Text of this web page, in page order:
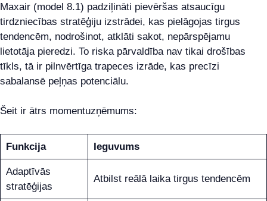
Maxair (model 8.1) padziļināti pievēršas atsaucīgu
tirdzniecības stratēģiju izstrādei, kas pielāgojas tirgus
tendencēm, nodrošinot, atklāti sakot, nepārspējamu
lietotāja pieredzi. To riska pārvaldība nav tikai drošības
tīkls, tā ir pilnvērtīga trapeces izrāde, kas precīzi
sabalansē peļņas potenciālu.
Šeit ir ātrs momentuzņēmums:
Funkcija Ieguvums
Adaptīvās
stratēģijas
Atbilst reālā laika tirgus tendencēm